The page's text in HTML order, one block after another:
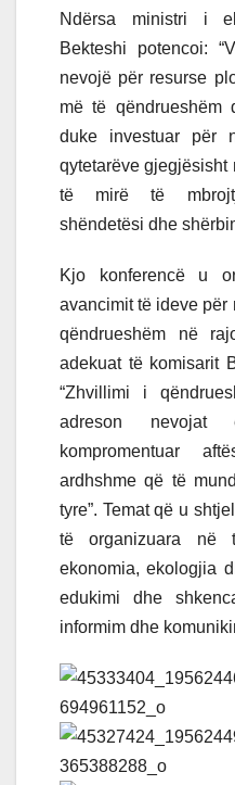
Ndërsa ministri i
Bekteshi potencoi:
nevojë për resurse
më të qëndrueshëm
duke investuar
qytetarëve gjegjësisht
të mirë të
shëndetësi dhe
Kjo konferencë u
avancimit të ideve për
qëndrueshëm në
adekuat të komisarit
“Zhvillimi i
adreson
kompromentuar
ardhshme që të
tyre”. Temat që u
të organizuara në
ekonomia, ekologjia
edukimi dhe
informim dhe